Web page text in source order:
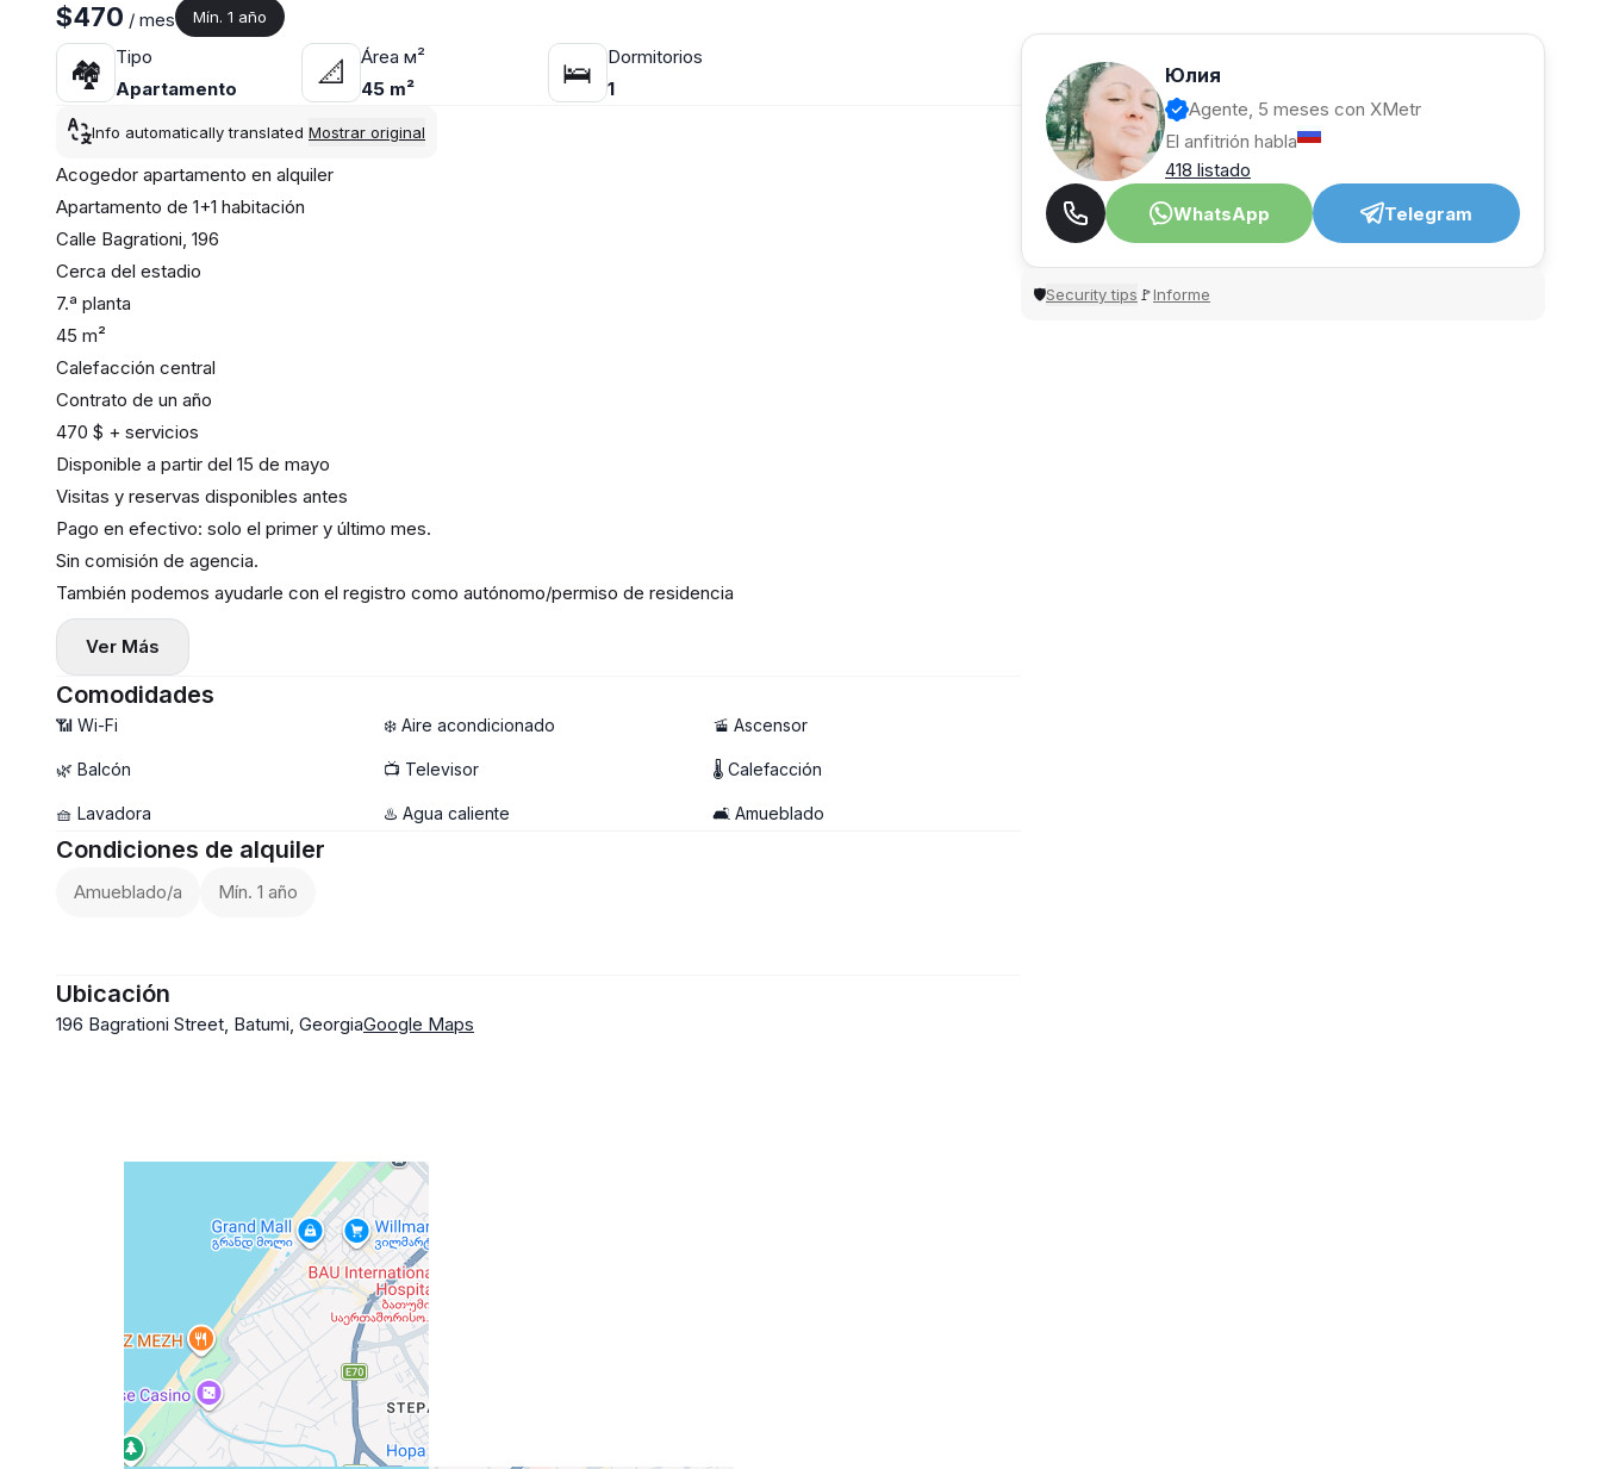
$470 / mes Mín. 1 año
🏘
Tipo
Apartamento
📐
Área м²
45 m²
🛌
Dormitorios
1
Info automatically translated Mostrar original
Acogedor apartamento en alquiler
Apartamento de 1+1 habitación
Calle Bagrationi, 196
Cerca del estadio
7.ª planta
45 m²
Calefacción central
Contrato de un año
470 $ + servicios
Disponible a partir del 15 de mayo
Visitas y reservas disponibles antes
Pago en efectivo: solo el primer y último mes.
Sin comisión de agencia.
También podemos ayudarle con el registro como autónomo/permiso de residencia
Ver Más
Comodidades
📶 Wi-Fi ❄️ Aire acondicionado 🚡 Ascensor
🌿 Balcón 📺 Televisor 🌡 Calefacción
🧺 Lavadora ♨️ Agua caliente 🛋️ Amueblado
Condiciones de alquiler
Amueblado/a Mín. 1 año
Ubicación
196 Bagrationi Street, Batumi, GeorgiaGoogle Maps
Юлия
Agente, 5 meses con XMetr
El anfitrión habla
418 listado
WhatsApp
Telegram
🛡Security tips 🚩Informe